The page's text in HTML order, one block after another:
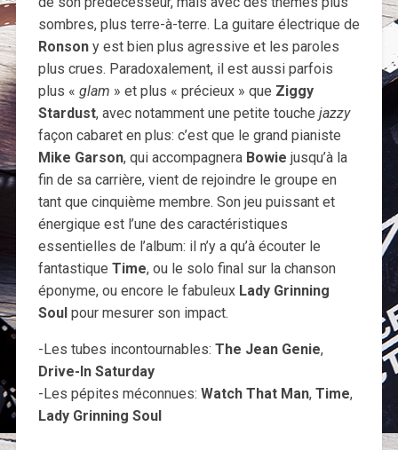
sombres, plus terre-à-terre. La guitare électrique de
Ronsony est bien plus agressive et les paroles
plus crues. Paradoxalement, il est aussi parfois
plus « glam » et plus « précieux » que Ziggy
Stardust, avec notamment une petite touche jazzy
façon cabaret en plus: c’est que le grand pianiste
Mike Garson, qui accompagnera Bowie jusqu’à la
fin de sa carrière, vient de rejoindre le groupe en
tant que cinquième membre. Son jeu puissant et
énergique est l’une des caractéristiques
essentielles de l’album: il n’y a qu’à écouter le
fantastique Time, ou le solo final sur la chanson
éponyme, ou encore le fabuleux Lady Grinning
Soul pour mesurer son impact.
-Les tubes incontournables: The Jean Genie,
Drive-In Saturday
-Les pépites méconnues: Watch That Man, Time,
Lady Grinning Soul